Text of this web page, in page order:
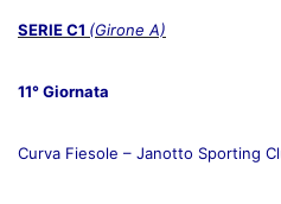
SERIE C1 (Girone A)
11° Giornata
Curva Fiesole – Janotto Sporting